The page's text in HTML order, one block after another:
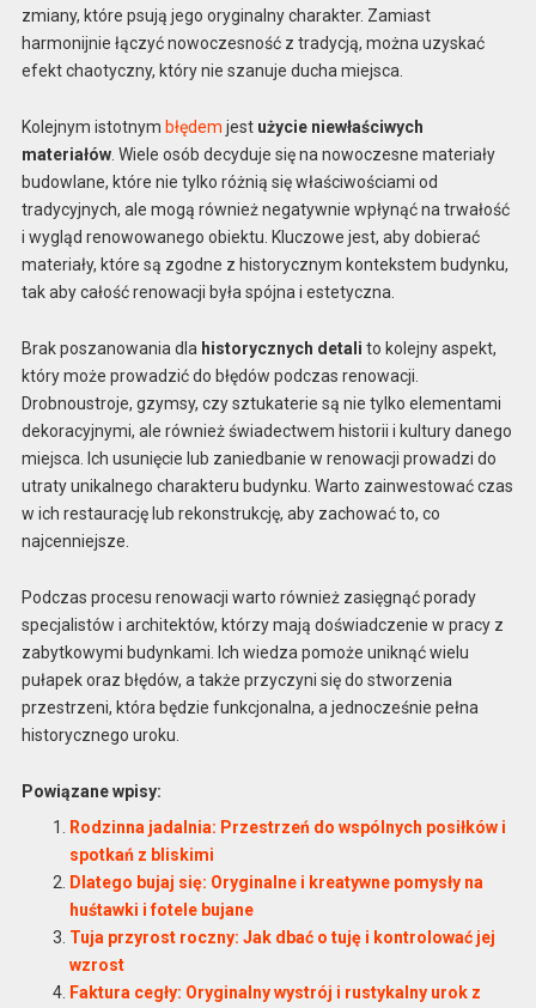
zmiany, które psują jego oryginalny charakter. Zamiast
harmonijnie łączyć nowoczesność z tradycją, można uzyskać
efekt chaotyczny, który nie szanuje ducha miejsca.
Kolejnym istotnym błędem jest użycie niewłaściwych
materiałów. Wiele osób decyduje się na nowoczesne materiały
budowlane, które nie tylko różnią się właściwościami od
tradycyjnych, ale mogą również negatywnie wpłynąć na trwałość
i wygląd renowowanego obiektu. Kluczowe jest, aby dobierać
materiały, które są zgodne z historycznym kontekstem budynku,
tak aby całość renowacji była spójna i estetyczna.
Brak poszanowania dla historycznych detali to kolejny aspekt,
który może prowadzić do błędów podczas renowacji.
Drobnoustroje, gzymsy, czy sztukaterie są nie tylko elementami
dekoracyjnymi, ale również świadectwem historii i kultury danego
miejsca. Ich usunięcie lub zaniedbanie w renowacji prowadzi do
utraty unikalnego charakteru budynku. Warto zainwestować czas
w ich restaurację lub rekonstrukcję, aby zachować to, co
najcenniejsze.
Podczas procesu renowacji warto również zasięgnąć porady
specjalistów i architektów, którzy mają doświadczenie w pracy z
zabytkowymi budynkami. Ich wiedza pomoże uniknąć wielu
pułapek oraz błędów, a także przyczyni się do stworzenia
przestrzeni, która będzie funkcjonalna, a jednocześnie pełna
historycznego uroku.
Powiązane wpisy:
Rodzinna jadalnia: Przestrzeń do wspólnych posiłków i
spotkań z bliskimi
Dlatego bujaj się: Oryginalne i kreatywne pomysły na
huśtawki i fotele bujane
Tuja przyrost roczny: Jak dbać o tuję i kontrolować jej
wzrost
Faktura cegły: Oryginalny wystrój i rustykalny urok z